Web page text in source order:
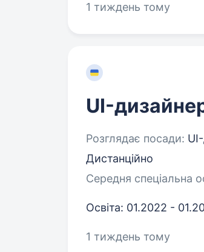
1 тиждень тому
UI-
Розглядає посади:
Дистанційно
Середня спеціальна
Освіта: 01.2022 -
1 тиждень тому